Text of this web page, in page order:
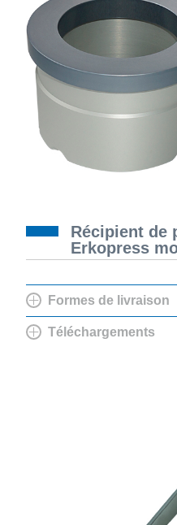
Récipient de
Erkopress
Formes de livraison
Téléchargements